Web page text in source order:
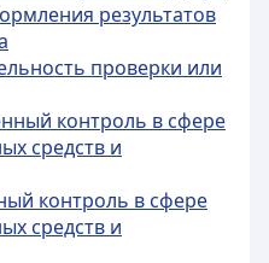
результатов
проверки или
контроль в сфере
средств и
контроль в сфере
средств и